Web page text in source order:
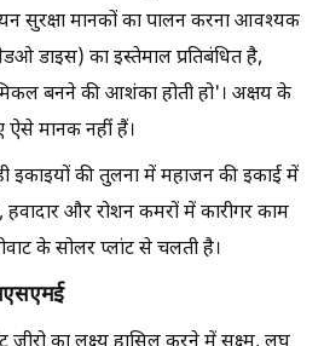
सुरक्षा मानकों का पालन करना आवश्यक
डाइस) का इस्तेमाल प्रतिबंधित है,
बनने की आशंका होती हो'। अक्षय के
ऐसे मानक नहीं हैं।
इकाइयों की तुलना में महाजन की इकाई में
और रोशन कमरों में कारीगर काम
के सोलर प्लांट से चलती है।